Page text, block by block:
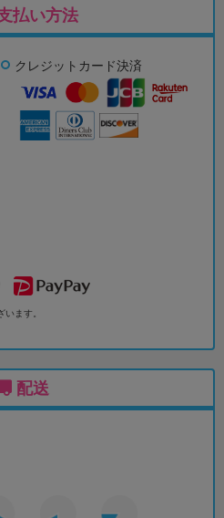
払い方法
クレジットカード決済
ます。
配送